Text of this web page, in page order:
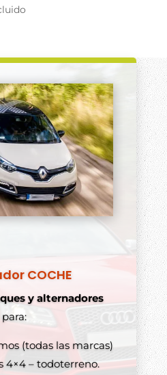
COCHE
y alternadores
para:
(todas las marcas)
4×4 – todoterreno.